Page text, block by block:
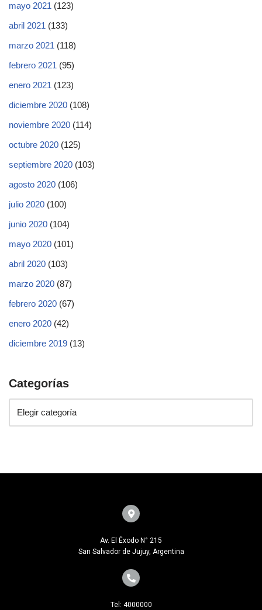
mayo 2021 (123)
abril 2021 (133)
marzo 2021 (118)
febrero 2021 (95)
enero 2021 (123)
diciembre 2020 (108)
noviembre 2020 (114)
octubre 2020 (125)
septiembre 2020 (103)
agosto 2020 (106)
julio 2020 (100)
junio 2020 (104)
mayo 2020 (101)
abril 2020 (103)
marzo 2020 (87)
febrero 2020 (67)
enero 2020 (42)
diciembre 2019 (13)
Categorías
Av. El Éxodo N° 215
San Salvador de Jujuy, Argentina
Tel: 4000000